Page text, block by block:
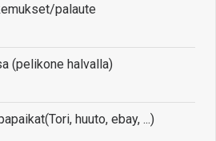
palaute
(pelikone halvalla)
huuto, ebay, ...)